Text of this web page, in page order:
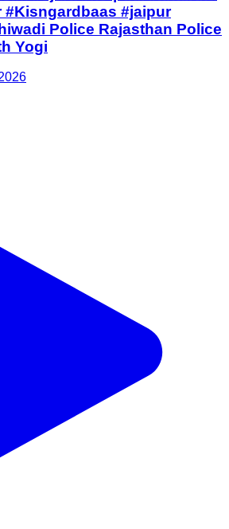
#Kisngardbaas #jaipur
Police Rajasthan Police
Yogi